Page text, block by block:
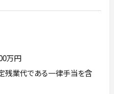
万円
残業代である一律手当を含